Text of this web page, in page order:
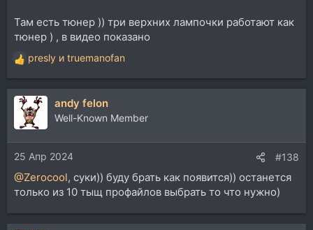
Там есть тюнер )) три верхних лампочки работают как
тюнер ) , в видео показано
Р
е
а
и
и
:
presly и truemanofan
andy felon
Well-Known Member
25 Апр 2024 #138
@Zerocool, суки)) буду брать как появится)) останется
только из 10 тыщ профайлов выбрать то что нужно)